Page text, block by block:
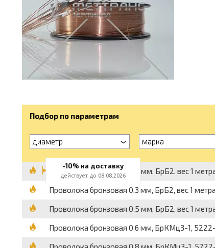
Подбор по параметрам
диаметр марка
Проволока бронзовая 0.2 мм, БрБ2, вес 1
Проволока бронзовая 0.3 мм, БрБ2, вес 1
Проволока бронзовая 0.5 мм, БрБ2, вес 1
Проволока бронзовая 0.6 мм, БрКМц3-1, 5222-
-10% на доставку
действует до 08.08.2026